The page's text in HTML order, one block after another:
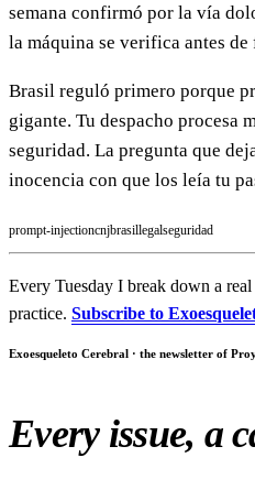
semana confirmó por la vía
la máquina se verifica antes
Brasil reguló primero porque
gigante. Tu despacho procesa
seguridad. La pregunta que
inocencia con que los leía tu
prompt-injectioncnjbrasillegalseguridad
Every Tuesday I break down a
practice. Subscribe to
Exoesqueleto Cerebral · the newsletter of
Every issue, a